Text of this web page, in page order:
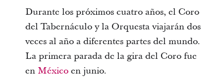
Durante los próximos cuatro años, el Coro
del Tabernáculo y la Orquesta viajarán dos
veces al año a diferentes partes del mundo.
La primera parada de la gira del Coro fue
en Méxicoen junio.